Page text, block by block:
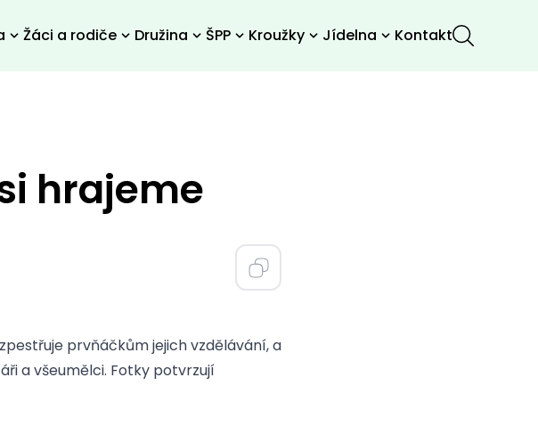
Žáci a rodiče Družina ŠPP Kroužky Jídelna Kontakt
hrajeme
prvňáčkům jejich vzdělávání, a
a všeumělci. Fotky potvrzují